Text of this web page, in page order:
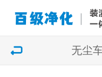
无尘